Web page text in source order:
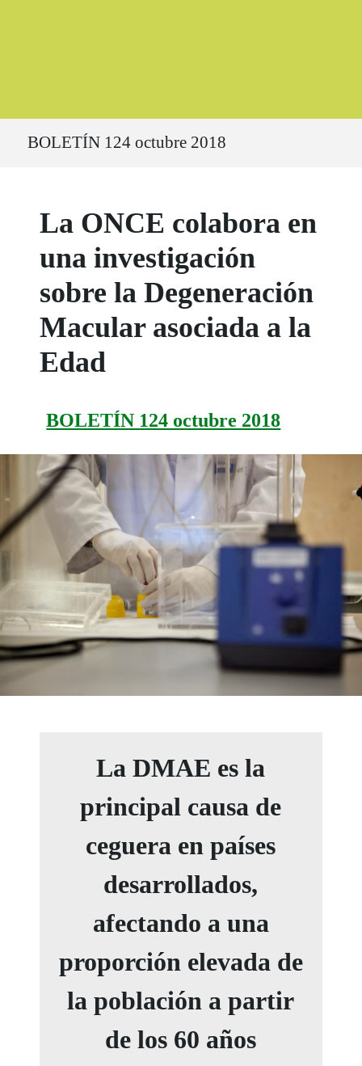
BOLETÍN 124 octubre 2018
La ONCE colabora en
una investigación
sobre la Degeneración
Macular asociada a la
Edad
BOLETÍN 124 octubre 2018
La DMAE es la
principal causa de
ceguera en países
desarrollados,
afectando a una
proporción elevada de
la población a partir
de los 60 años